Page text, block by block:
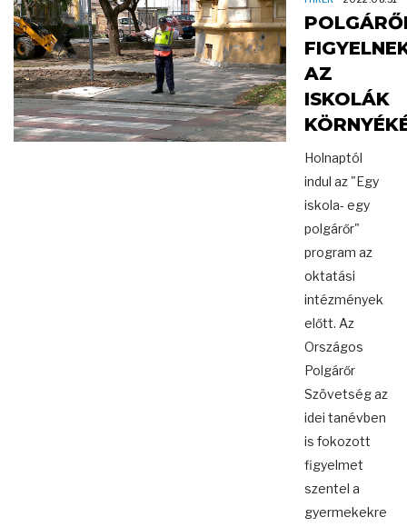
AZ
ISKOLÁK
Holnaptól
indul az "Egy
iskola- egy
polgárőr"
program az
oktatási
intézmények
előtt. Az
Országos
Polgárőr
Szövetség az
idei tanévben
is fokozott
figyelmet
szentel a
gyermekekre